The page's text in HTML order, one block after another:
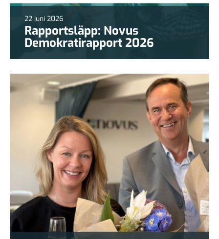
22 juni 2026
Rapportsläpp: Novus
Demokratirapport 2026